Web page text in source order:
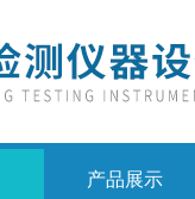
产品展示